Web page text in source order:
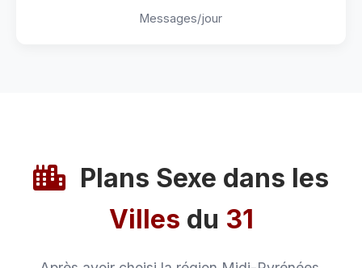
Messages/jour
Plans Sexe dans les
Villes du 31